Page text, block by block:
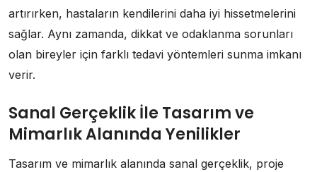
artırırken, hastaların kendilerini daha iyi hissetmelerini
sağlar. Aynı zamanda, dikkat ve odaklanma sorunları
olan bireyler için farklı tedavi yöntemleri sunma imkanı
verir.
Sanal Gerçeklik İle Tasarım ve
Mimarlık Alanında Yenilikler
Tasarım ve mimarlık alanında sanal gerçeklik, proje